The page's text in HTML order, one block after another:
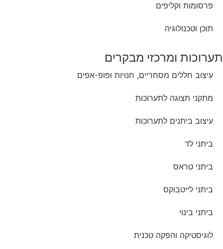
פרסומות וקליפים
תוכן וטכנולוגיה
תערוכות ומרכזי מבקרים
עיצוב חללים מסחריים, חנויות ופופ-אפים
מתקני תצוגה לתערוכות
עיצוב ביתנים לתערוכות
ביתני לד
ביתני טראס
ביתני לייטבוקס
ביתני בינוי
לוגיסטיקה והפקה טכנית